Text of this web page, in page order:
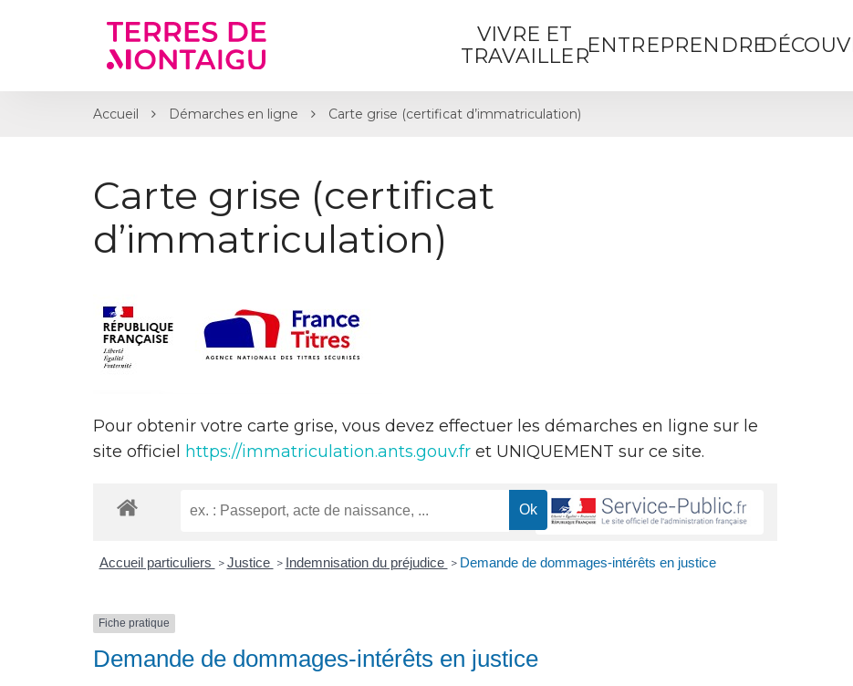
VIVRE ET
TRAVAILLERENTREPRENDRE
Accueil Démarches en ligne Carte grise (certificat d’immatriculation)
Carte grise (certificat
d’immatriculation)
Pour obtenir votre carte grise, vous devez effectuer les démarches en ligne sur le
site officiel
https://immatriculation.ants.gouv.fr et UNIQUEMENT sur ce site.
Accueil particuliers > Justice > Indemnisation du préjudice > Demande de dommages-intérêts en justice
Fiche pratique
Demande de dommages-intérêts en justice